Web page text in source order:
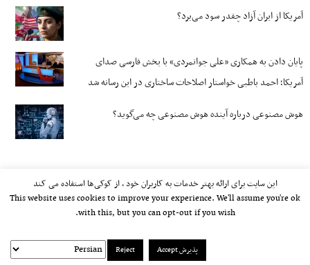
آمریکا از ایران آزاد چقدر سود می‌برد؟
پایان دادن به همکاری «علی جوانمردی» با بخش فارسی صدای
آمریکا؛ احمد باطبی خواستار اصلاحات ساختاری در این رسانه شد
هوش مصنوعی درباره آینده هوش مصنوعی چه می‌گوید؟
kayhan.london 2000-2026© خط مشی استفاده مجاز از وب‌سایت
این سایت برای ارائه بهتر خدمات به کاربران خود ، از کوکی‌ها استفاده می کند
This website uses cookies to improve your experience. We'll assume you're ok
with this, but you can opt-out if you wish.
پذیرش Accept Reject